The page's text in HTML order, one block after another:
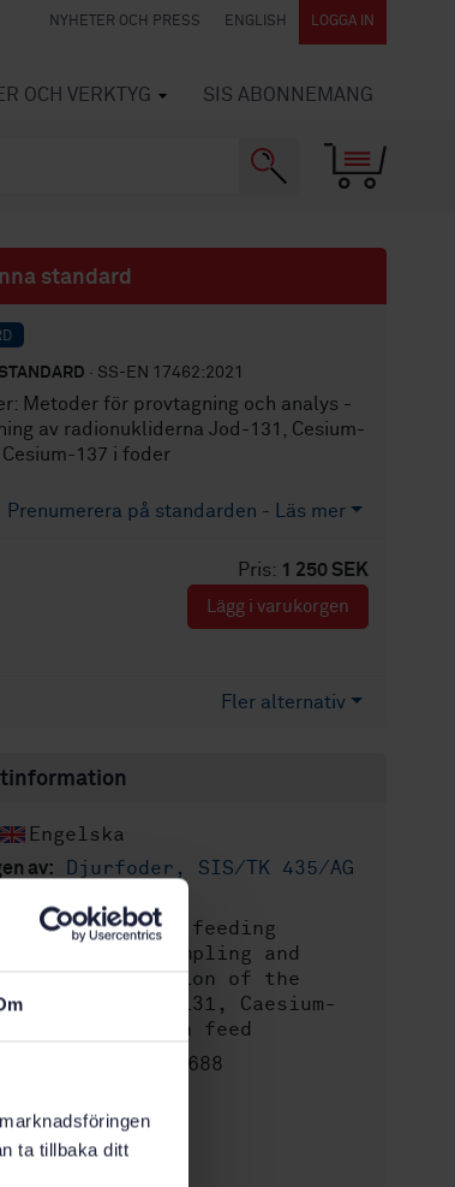
ta tillbaka ditt
NYHETER OCH PRESS ENGLISH LOGGA IN
OCH VERKTYG SIS ABONNEMANG
standard
· SS-EN 17462:2021
Metoder för provtagning och analys -
av radionukliderna Jod-131, Cesium-
Cesium-137 i foder
Prenumerera på standarden - Läs mer
Pris: 1 250 SEK
Lägg i varukorgen
Fler alternativ
Engelska
av:
Djurfoder, SIS/TK 435/AG
titel:Animal feeding
Methods of sampling and
- Determination of the
Iodine-131, Caesium-
Caesium-137 in feed
STD-80028688
2021-04-19